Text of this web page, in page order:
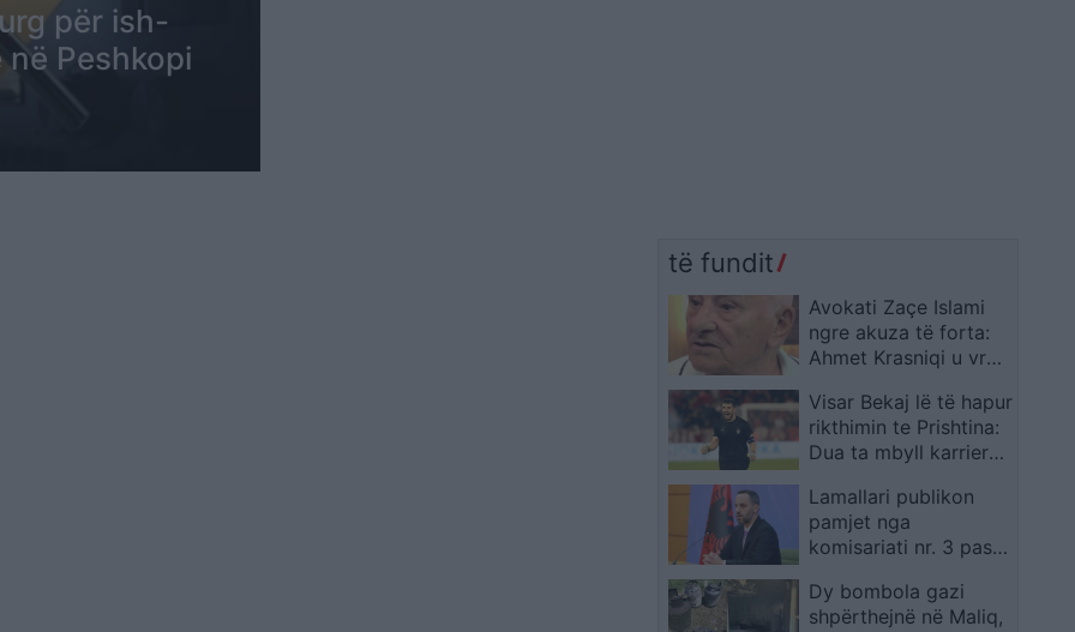
për ish-
Peshkopi
të fundit
Avokati Zaçe Islami
ngre akuza të forta:
Ahmet Krasniqi u vra
shqiptar në
bashkëpunim me PDK-
në
Visar Bekaj lë të hapur
rikthimin te Prishtina:
Dua ta mbyll karrierën
Lamallari publikon
pamjet nga
komisariati nr. 3 pas
ngjarjen pasojë të
dezinformimit
Dy bombola gazi
shpërthejnë në Maliq,